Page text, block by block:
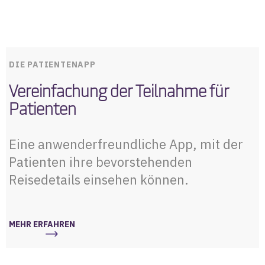
Behinderung
Unterstützung bei
Umfassende Reise-, Logistik- und
Reiseplanu
DIE PATIENTENAPP
Vereinfachung der Teilnahme für
Patienten
Eine anwenderfreundliche App, mit der
Patienten ihre bevorstehenden
Reisedetails einsehen können.
MEHR ERFAHREN